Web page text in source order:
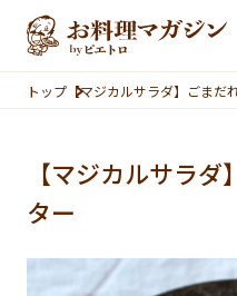
本文へスキップ
トップ 【マジカルサラダ】ごまだ
【マジカルサラ
ター